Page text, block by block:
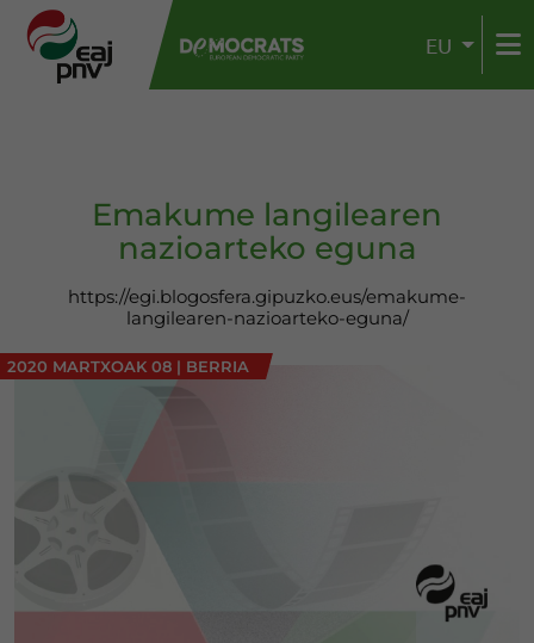
EU
Emakume langilearen
nazioarteko eguna
https://egi.blogosfera.gipuzko.eus/emakume-
langilearen-nazioarteko-eguna/
2020 MARTXOAK 08 | BERRIA